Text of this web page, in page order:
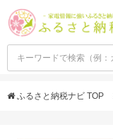
ふるさと納税ナビ TOP